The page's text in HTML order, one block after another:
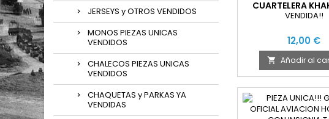
JERSEYS y OTROS VENDIDOS
MONOS PIEZAS UNICAS
VENDIDOS
CHALECOS PIEZAS UNICAS
VENDIDOS
CHAQUETAS y PARKAS YA
VENDIDAS
CUARTELERA
EJERCITO
VENDIDA!!
12,00 €
 Añadir al